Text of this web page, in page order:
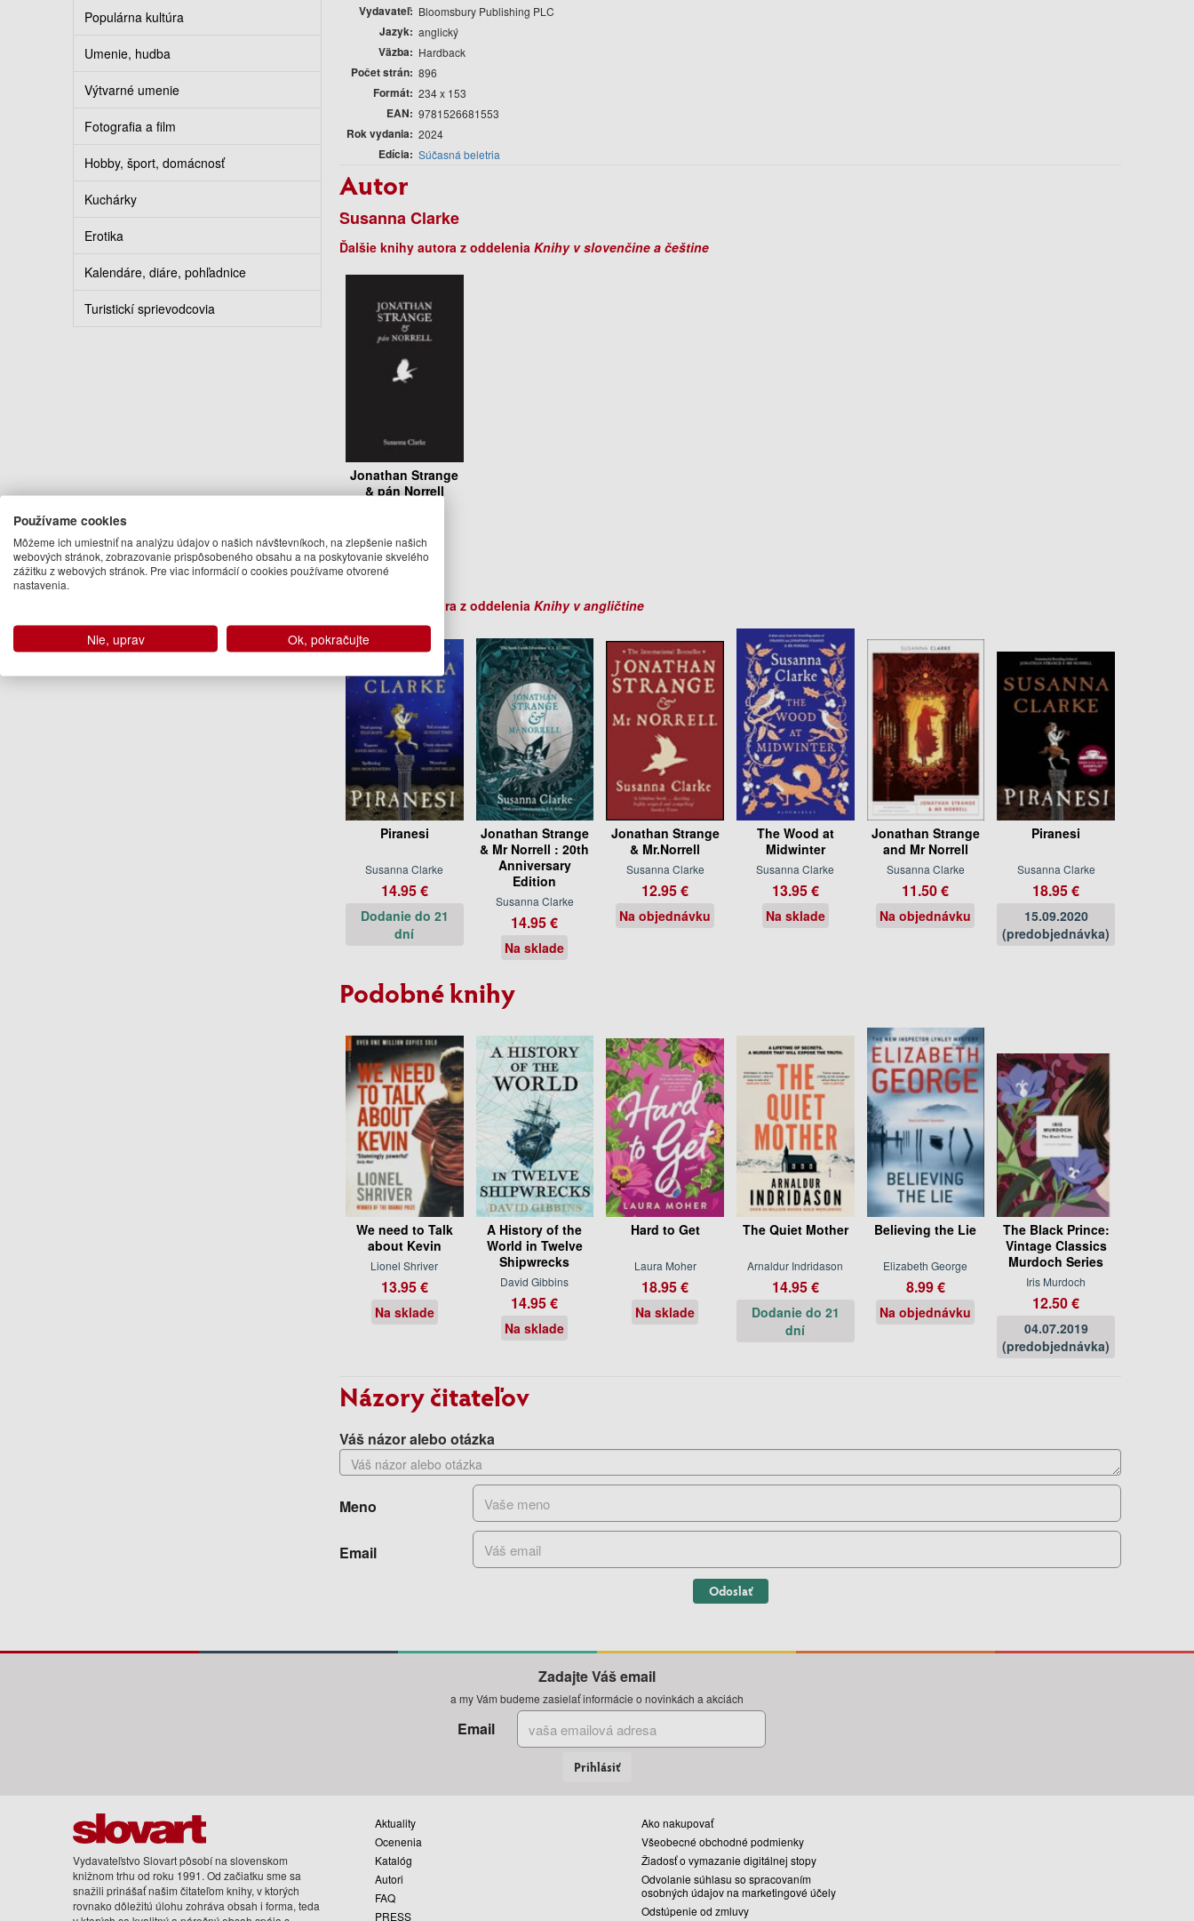
Populárna kultúra
Umenie, hudba
Výtvarné umenie
Fotografia a film
Hobby, šport, domácnosť
Kuchárky
Erotika
Kalendáre, diáre, pohľadnice
Turistickí sprievodcovia
Vydavateľ Bloomsbury Publishing PLC
Jazyk anglický
Väzba Hardback
Počet strán 896
Formát 234 x 153
EAN 9781526681553
Rok vydania 2024
Edícia Súčasná beletria
Autor
Susanna Clarke
Ďalšie knihy autora z oddelenia Knihy v slovenčine a češtine
Jonathan Strange
& pán Norrell
Na sklade
Ďalšie knihy autora z oddelenia Knihy v angličtine
Piranesi
Susanna Clarke
14.95 €
Dodanie do 21
dní
Jonathan Strange
& Mr Norrell : 20th
Anniversary
Edition
Susanna Clarke
14.95 €
Na sklade
Jonathan Strange
& Mr.Norrell
Susanna Clarke
12.95 €
Na objednávku
The Wood at
Midwinter
Susanna Clarke
13.95 €
Na sklade
Jonathan Strange
and Mr Norrell
Susanna Clarke
11.50 €
Na objednávku
Piranesi
Susanna Clarke
18.95 €
15.09.2020
(predobjednávka)
Podobné knihy
We need to Talk
about Kevin
Lionel Shriver
13.95 €
Na sklade
A History of the
World in Twelve
Shipwrecks
David Gibbins
14.95 €
Na sklade
Hard to Get
Laura Moher
18.95 €
Na sklade
The Quiet Mother
Arnaldur Indridason
14.95 €
Dodanie do 21
dní
Believing the Lie
Elizabeth George
8.99 €
Na objednávku
The Black Prince:
Vintage Classics
Murdoch Series
Iris Murdoch
12.50 €
04.07.2019
(predobjednávka)
Názory čitateľov
Váš názor alebo otázka
Meno
Email
Odoslať
Zadajte Váš email
a my Vám budeme zasielať informácie o novinkách a akciách
Email
Prihlásiť
Vydavateľstvo Slovart pôsobí na slovenskom
knižnom trhu od roku 1991. Od začiatku sme sa
snažili prinášať našim čitateľom knihy, v ktorých
rovnako dôležitú úlohu zohráva obsah i forma, teda
Aktuality
Ocenenia
Katalóg
Autori
FAQ
PRESS
Ako nakupovať
Všeobecné obchodné podmienky
Žiadosť o vymazanie digitálnej stopy
Odvolanie súhlasu so spracovaním
osobných údajov na marketingové účely
Odstúpenie od zmluvy
Používame cookies
Môžeme ich umiestniť na analýzu údajov o našich návštevníkoch, na zlepšenie našich
webových stránok, zobrazovanie prispôsobeného obsahu a na poskytovanie skvelého
zážitku z webových stránok. Pre viac informácií o cookies používame otvorené
nastavenia.
Nie, uprav Ok, pokračujte